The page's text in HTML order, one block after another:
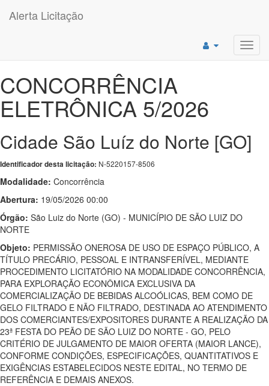
Alerta Licitação
CONCORRÊNCIA
ELETRÔNICA 5/2026
Cidade São Luíz do Norte [GO]
Identificador desta licitação: N-5220157-8506
Modalidade: Concorrência
Abertura: 19/05/2026 00:00
Órgão: São Luiz do Norte (GO) - MUNICÍPIO DE SÃO LUIZ DO
NORTE
Objeto: PERMISSÃO ONEROSA DE USO DE ESPAÇO PÚBLICO, A
TÍTULO PRECÁRIO, PESSOAL E INTRANSFERÍVEL, MEDIANTE
PROCEDIMENTO LICITATÓRIO NA MODALIDADE CONCORRÊNCIA,
PARA EXPLORAÇÃO ECONÔMICA EXCLUSIVA DA
COMERCIALIZAÇÃO DE BEBIDAS ALCOÓLICAS, BEM COMO DE
GELO FILTRADO E NÃO FILTRADO, DESTINADA AO ATENDIMENTO
DOS COMERCIANTES/EXPOSITORES DURANTE A REALIZAÇÃO DA
23ª FESTA DO PEÃO DE SÃO LUIZ DO NORTE - GO, PELO
CRITÉRIO DE JULGAMENTO DE MAIOR OFERTA (MAIOR LANCE),
CONFORME CONDIÇÕES, ESPECIFICAÇÕES, QUANTITATIVOS E
EXIGÊNCIAS ESTABELECIDOS NESTE EDITAL, NO TERMO DE
REFERÊNCIA E DEMAIS ANEXOS.